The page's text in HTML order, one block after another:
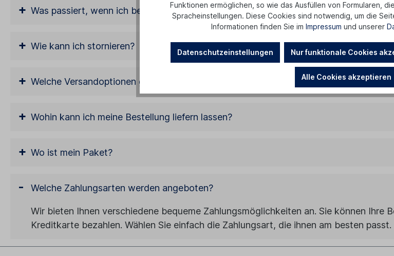
+ Was passiert, wenn ich beim ersten Zustellversuch nicht da bin?
+ Wie kann ich stornieren?
+ Welche Versandoptionen gibt es?
+ Wohin kann ich meine Bestellung liefern lassen?
+ Wo ist mein Paket?
- Welche Zahlungsarten werden angeboten?
Wir bieten Ihnen verschiedene bequeme Zahlungsmöglichkeiten an. Sie können Ihre
Kreditkarte bezahlen. Wählen Sie einfach die Zahlungsart, die ihnen am besten passt.
Funktionen ermöglichen, so wie das Ausfüllen von Formularen,
Spracheinstellungen. Diese Cookies sind notwendig, um die
Informationen finden Sie im Impressum und unserer
Datenschutzeinstellungen Nur funktionale Cookies
Alle Cookies akzeptieren